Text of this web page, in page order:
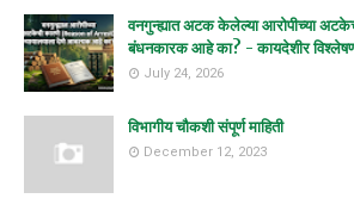
वनगुन्ह्यात अटक केलेल्या आरोपीच्या
बंधनकारक आहे का? - कायदेशीर
July 24, 2026
विभागीय चौकशी संपूर्ण माहिती
December 12, 2023